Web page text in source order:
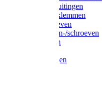
Harp-/D-sluitingen
Staaldraadklemmen
Spanschroeven
Ringmoeren-/schroeven
Puntkousen
Aanlegringen